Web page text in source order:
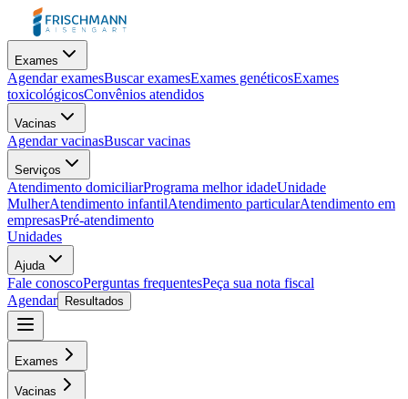
Exames
Agendar examesBuscar examesExames genéticosExames
toxicológicosConvênios atendidos
Vacinas
Agendar vacinasBuscar vacinas
Serviços
Atendimento domiciliarPrograma melhor idadeUnidade
MulherAtendimento infantilAtendimento particularAtendimento em
empresasPré-atendimento
Unidades
Ajuda
Fale conoscoPerguntas frequentesPeça sua nota fiscal
Agendar
Resultados
Exames
Vacinas